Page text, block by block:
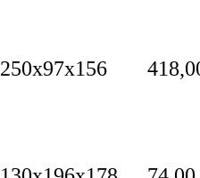
250x97x156